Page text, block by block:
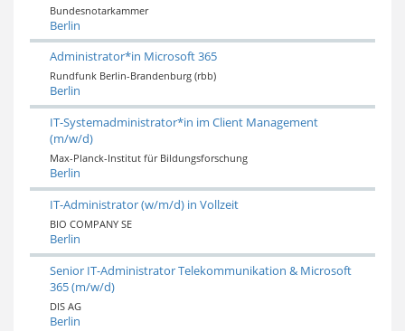
Bundesnotarkammer
Berlin
Administrator*in Microsoft 365
Rundfunk Berlin-Brandenburg (rbb)
Berlin
IT-Systemadministrator*in im Client Management
(m/w/d)
Max-Planck-Institut für Bildungsforschung
Berlin
IT-Administrator (w/m/d) in Vollzeit
BIO COMPANY SE
Berlin
Senior IT-Administrator Telekommunikation & Microsoft
365 (m/w/d)
DIS AG
Berlin